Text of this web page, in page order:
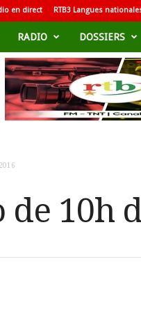
en direct RTB3 Langues
RADIO DOSSIERS
10h